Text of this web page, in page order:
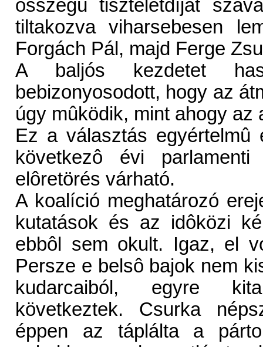
összegû tiszteletdíjat
tiltakozva viharsebesen
Forgách Pál, majd Ferge
A baljós kezdetet
bebizonyosodott, hogy az
úgy mûködik, mint ahogy az
Ez a választás
következô évi
elôretörés várható.
A koalíció meghatározó
kutatások és az idôközi
ebbôl sem okult. Igaz, el
Persze e belsô bajok nem
kudarcaiból, egyre
következtek. Csurka
éppen az táplálta a